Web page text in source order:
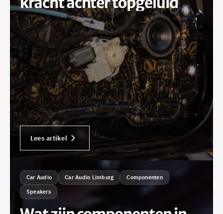
04 / 04 / 2025
•
dennis
Lees artikel
Car Audio Car Audio Limburg Componenten
Speakers